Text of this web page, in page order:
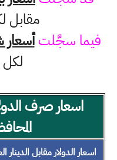
مقابل لكل
فيما سجَّلت أسعار
لكل 100 دولار
اسعار صرف